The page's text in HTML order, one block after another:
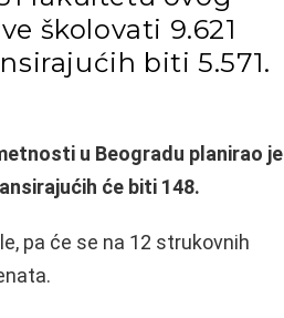
školovati 9.621
biti 5.571.
u Beogradu planirao je
će biti 148.
pa će se na 12 strukovnih